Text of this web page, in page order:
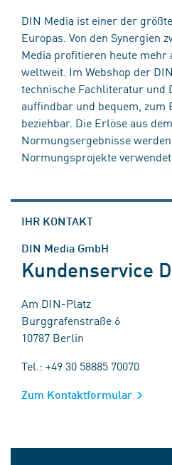
DIN Media ist einer der
Europas. Von den Synergien
Media profitieren heute mehr
weltweit. Im Webshop der
technische Fachliteratur und
auffindbar und bequem, zum
beziehbar. Die Erlöse aus
Normungsergebnisse
Normungsprojekte verwendet.
IHR KONTAKT
DIN Media GmbH
Kundenservice
Am DIN-Platz
Burggrafenstraße 6
10787 Berlin
Tel.: +49 30 58885 70070
Zum Kontaktformular